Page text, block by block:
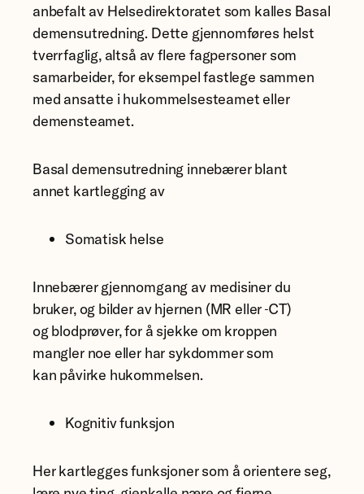
anbefalt av Helsedirektoratet som kalles Basal
demensutredning. Dette gjennomføres helst
tverrfaglig, altså av flere fagpersoner som
samarbeider, for eksempel fastlege sammen
med ansatte i hukommelsesteamet eller
demensteamet.
Basal demensutredning innebærer blant
annet kartlegging av
Somatisk helse
Innebærer gjennomgang av medisiner du
bruker, og bilder av hjernen (MR eller CT)
og blodprøver, for å sjekke om kroppen
mangler noe eller har sykdommer som
kan påvirke hukommelsen.
Kognitiv funksjon
Her kartlegges funksjoner som å orientere seg,